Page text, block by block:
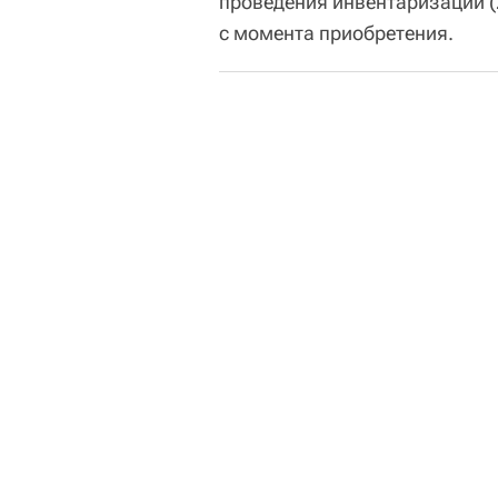
с момента приобретения.